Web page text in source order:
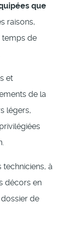
que
raisons,
de
et
de la
légers,
à
décors en
de